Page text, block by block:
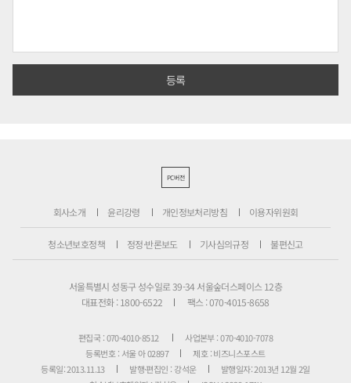
PC버전
회사소개 윤리강령 개인정보처리방침 이용자위원회
청소년보호정책 정정·반론보도 기사심의규정 불편신고
서울특별시 성동구 성수일로 39-34 서울숲더스페이스 12층
대표전화 : 1800-6522
팩스 : 070-4015-8658
편집국 : 070-4010-8512
사업본부 : 070-4010-7078
등록번호 : 서울 아 02897
제호 : 비즈니스포스트
등록일: 2013.11.13
발행·편집인 : 강석운
발행일자: 2013년 12월 2일